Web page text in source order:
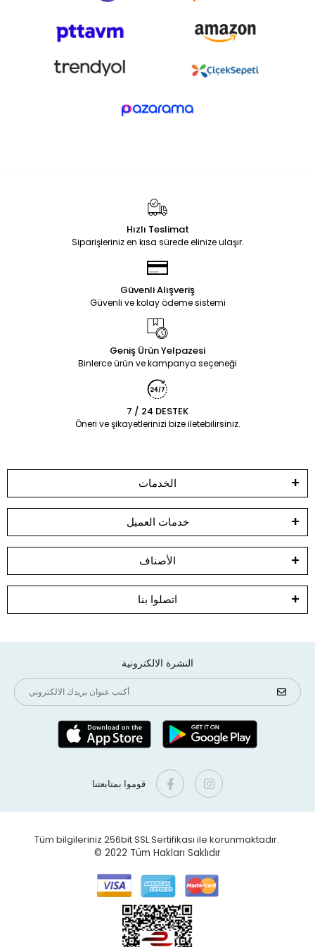
Hızlı Teslimat
Siparişleriniz en kısa sürede elinize ulaşır.
Güvenli Alışveriş
Güvenli ve kolay ödeme sistemi
Geniş Ürün Yelpazesi
Binlerce ürün ve kampanya seçeneği
7 / 24 DESTEK
Öneri ve şikayetlerinizi bize iletebilirsiniz.
الخدمات
خدمات العميل
الأصناف
اتصلوا بنا
النشرة الالكترونية
قوموا بمتابعتنا
Tüm bilgileriniz 256bit SSL Sertifikası ile korunmaktadır.
© 2022 Tüm Hakları Saklıdır